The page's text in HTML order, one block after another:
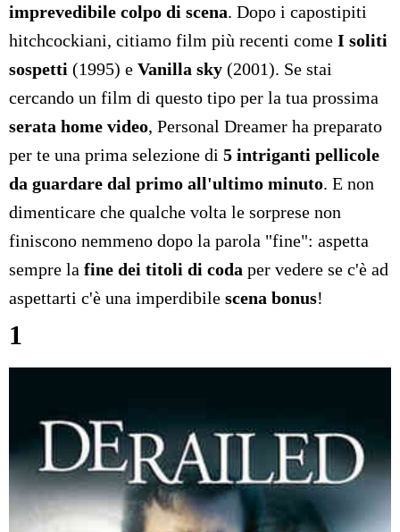
imprevedibile colpo di scena. Dopo i capostipiti
hitchcockiani, citiamo film più recenti come I soliti
sospetti (1995) e Vanilla sky (2001). Se stai
cercando un film di questo tipo per la tua prossima
serata home video, Personal Dreamer ha preparato
per te una prima selezione di 5 intriganti pellicole
da guardare dal primo all'ultimo minuto. E non
dimenticare che qualche volta le sorprese non
finiscono nemmeno dopo la parola "fine": aspetta
sempre la fine dei titoli di coda per vedere se c'è ad
aspettarti c'è una imperdibile scena bonus!
1